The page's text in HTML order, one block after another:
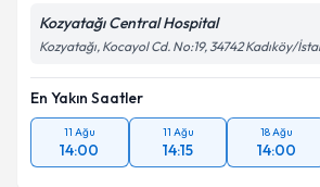
kapsamda işlenmesini kabul
Kozyatağı Central Hospital
Kozyatağı, Kocayol Cd. No:19, 34742 Kadıköy/
En Yakın Saatler
11 Ağu
14:00
11 Ağu
14:15
18 Ağu
14:00